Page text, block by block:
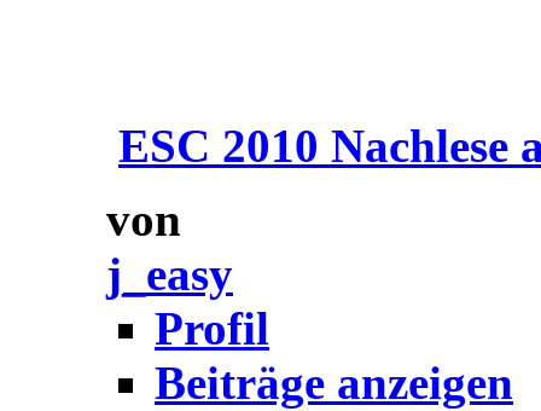
ESC 2010 Nachlese
von
j_easy
Profil
Beiträge anzeigen